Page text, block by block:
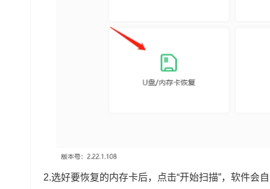
2.选好要恢复的内存卡后，点击“开始扫描”，软件会